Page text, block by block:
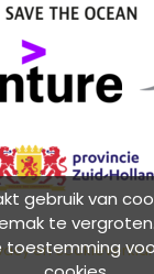
en
gebruik van
te
toestemming